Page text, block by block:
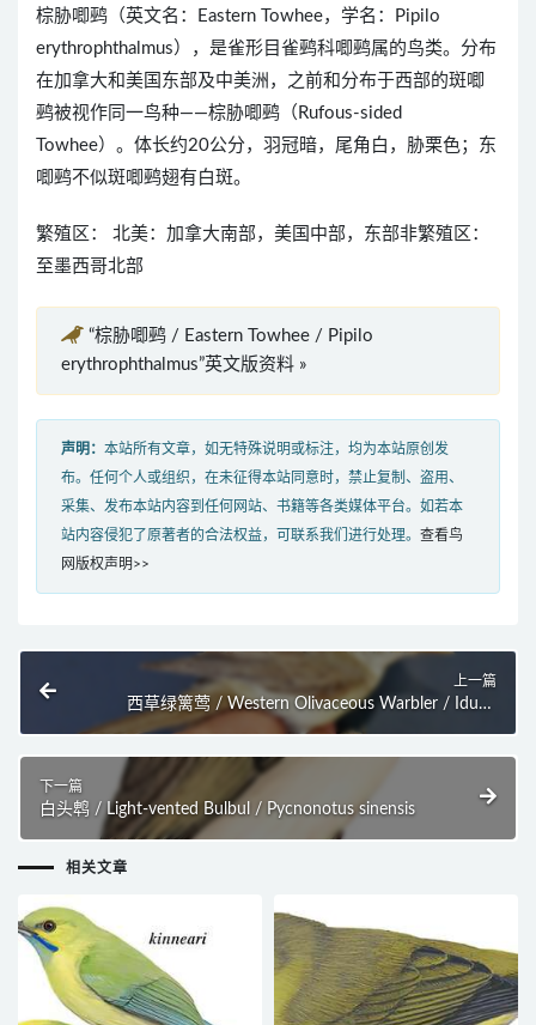
棕胁唧鹀（英文名：Eastern Towhee，学名：Pipilo
erythrophthalmus），是雀形目雀鹀科唧鹀属的鸟类。分布
在加拿大和美国东部及中美洲，之前和分布于西部的斑唧
鹀被视作同一鸟种——棕胁唧鹀（Rufous-sided
Towhee）。体长约20公分，羽冠暗，尾角白，胁栗色；东
唧鹀不似斑唧鹀翅有白斑。
繁殖区： 北美：加拿大南部，美国中部，东部非繁殖区：
至墨西哥北部
“棕胁唧鹀 / Eastern Towhee / Pipilo
erythrophthalmus”英文版资料 »
声明： 本站所有文章，如无特殊说明或标注，均为本站原创发
布。任何个人或组织，在未征得本站同意时，禁止复制、盗用、
采集、发布本站内容到任何网站、书籍等各类媒体平台。如若本
站内容侵犯了原著者的合法权益，可联系我们进行处理。 查看鸟
网版权声明>>
上一篇
西草绿篱莺 / Western Olivaceous Warbler / Iduna
下一篇
白头鹎 / Light-vented Bulbul / Pycnonotus sinensis
相关文章